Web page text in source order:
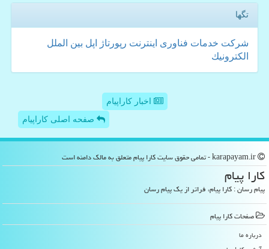
تگها
شركت خدمات فناوری اینترنت رپورتاژ اپل بین الملل
الكترونیك
اخبار کاراپیام
صفحه اصلی کاراپیام
كارا پیام
پیام رسان : کارا پیام، فراتر از یک پیام رسان
صفحات كارا پیام
درباره ما